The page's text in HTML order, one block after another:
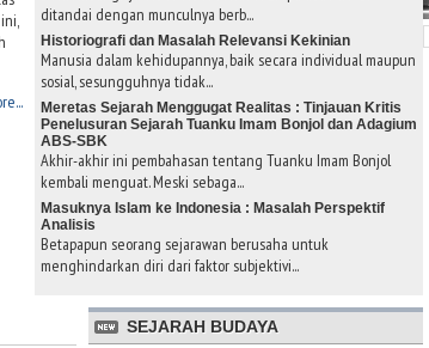
ditandai dengan munculnya berb...
Historiografi dan Masalah Relevansi Kekinian
Manusia dalam kehidupannya, baik secara individual maupun
sosial, sesungguhnya tidak...
Meretas Sejarah Menggugat Realitas : Tinjauan Kritis
Penelusuran Sejarah Tuanku Imam Bonjol dan Adagium
ABS-SBK
Akhir-akhir ini pembahasan tentang Tuanku Imam Bonjol
kembali menguat. Meski sebaga...
Masuknya Islam ke Indonesia : Masalah Perspektif
Analisis
Betapapun seorang sejarawan berusaha untuk
menghindarkan diri dari faktor subjektivi...
SEJARAH BUDAYA